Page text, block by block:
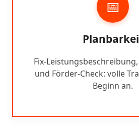
📅
Fix-
und Förder-Check: volle
Beginn an.